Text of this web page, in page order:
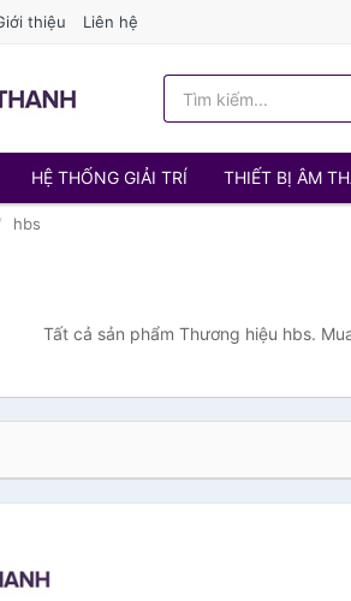
thiệu Liên hệ
HỆ THỐNG GIẢI TRÍ THIẾT BỊ ÂM
hbs
Tất cả sản phẩm Thương hiệu hbs.